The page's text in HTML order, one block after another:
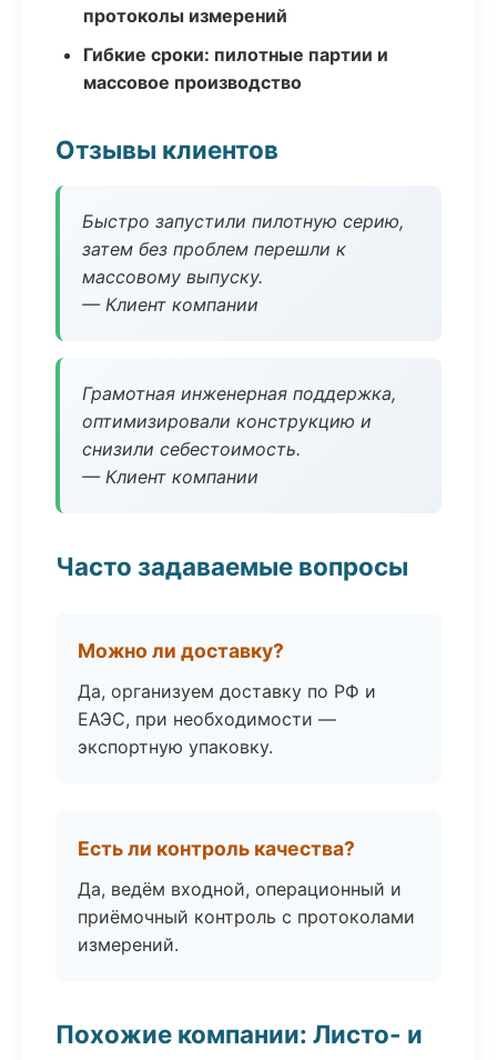
протоколы измерений
Гибкие сроки: пилотные партии и
массовое производство
Отзывы клиентов
Быстро запустили пилотную серию,
затем без проблем перешли к
массовому выпуску.
— Клиент компании
Грамотная инженерная поддержка,
оптимизировали конструкцию и
снизили себестоимость.
— Клиент компании
Часто задаваемые вопросы
Можно ли доставку?
Да, организуем доставку по РФ и
ЕАЭС, при необходимости —
экспортную упаковку.
Есть ли контроль качества?
Да, ведём входной, операционный и
приёмочный контроль с протоколами
измерений.
Похожие компании: Листо- и